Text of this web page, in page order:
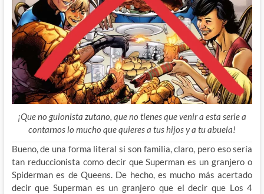
¡Que no guionista zutano, que no tienes que venir a esta serie a
contarnos lo mucho que quieres a tus hijos y a tu abuela!
Bueno, de una forma literal si son familia, claro, pero eso sería
tan reduccionista como decir que Superman es un granjero o
Spiderman es de Queens. De hecho, es mucho más acertado
decir que Superman es un granjero que el decir queLos 4